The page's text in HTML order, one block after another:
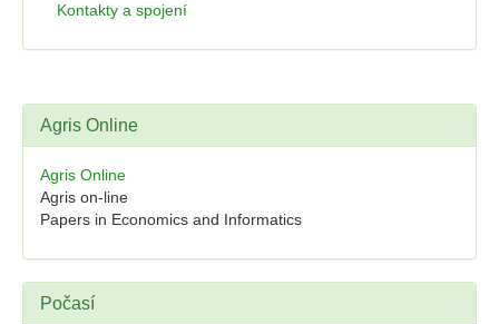
Kontakty a spojení
Agris Online
Agris Online
Agris on-line
Papers in Economics and Informatics
Počasí